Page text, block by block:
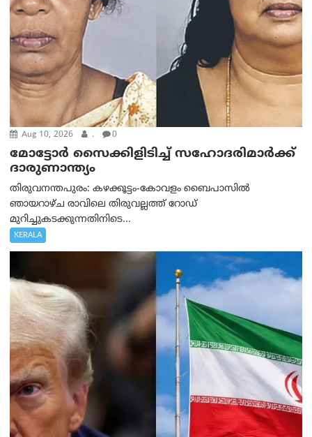
Aug 10, 2026 . 0
മോട്ടോര്‍ സൈക്കിളിടിച്ച് സഹോദരിമാര്‍ക്ക്
ദാരുണാന്ത്യം
തിരുവനന്തപുരം: കഴക്കൂട്ടം-കോവളം ബൈപാസിൽ
ഞായറാഴ്ച രാവിലെ തിരുവല്ലത്ത് റോഡ്
മുറിച്ചുകടക്കുന്നതിനിടെ...
KERALA